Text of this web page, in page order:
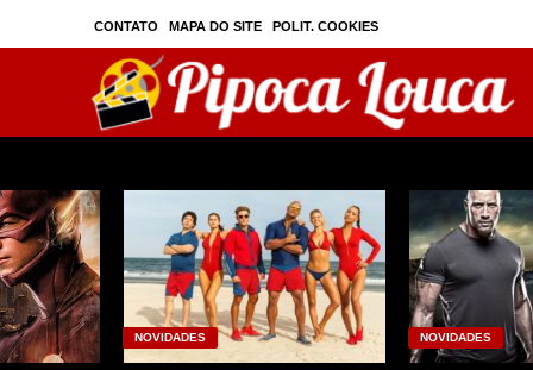
CONTATO MAPA DO SITE POLIT. COOKIES
PRIVAC./SEGURANÇA
NOVIDADES NOVIDADES